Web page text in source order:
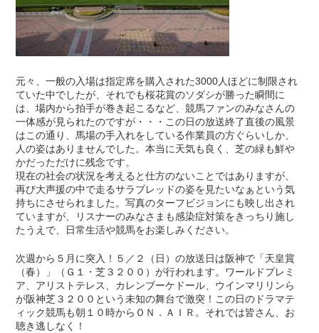
元々、一般の入場は指定席を購入された3000人ほどに制限され
ていた中でしたが、それでも桜花賞のソダシが勝った瞬間に
は、場内から拍手が巻き起こるなど、競馬ファンのみなさんの
一体感が見られたのですが・・・この日の放送終了直後の風景
はこの通り、馬場の手入れをしている作業員の方ぐらいしか、
人の姿はありませんでした。本当に天気も良く、芝の緑も鮮や
かだっただけに残念です。
現在の社会の状況を考えると仕方のないことではありますが、
再び大声援の中で走るサラブレッドの姿を見たいなぁという気
持ちにさせられました。写真のターフビジョンにも映し出され
ていますが、リスナーのみなさまも感染症対策をきっちり施し
たうえで、日常生活や競馬をお楽しみください。
次週から５月に突入！５／２（日）の放送日は阪神で「天皇賞
（春）」（Ｇ１・芝３２００）が行われます。ワールドプレミ
ア、アリストテレス、カレンブーケドール、ウインマリリンら
が阪神芝３２００という未知の舞台で激突！この日のドラマテ
ィック競馬も朝１０時からＯＮ．ＡＩＲ。それでは皆さん、お
聴き逃しなく！